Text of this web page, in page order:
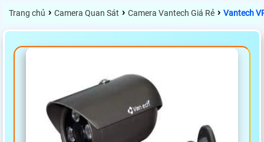
Trang chủ › Camera Quan Sát › Camera Vantech Giá Rẻ › Vantech